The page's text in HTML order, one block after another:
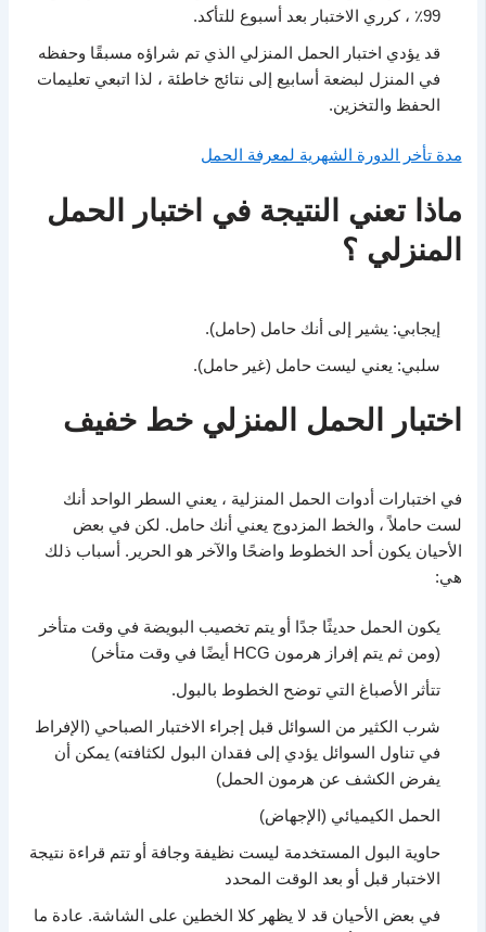
99٪ ، كرري الاختبار بعد أسبوع للتأكد.
قد يؤدي اختبار الحمل المنزلي الذي تم شراؤه مسبقًا وحفظه
في المنزل لبضعة أسابيع إلى نتائج خاطئة ، لذا اتبعي تعليمات
الحفظ والتخزين.
مدة تأخر الدورة الشهرية لمعرفة الحمل
ماذا تعني النتيجة في اختبار الحمل
المنزلي ؟
إيجابي: يشير إلى أنك حامل (حامل).
سلبي: يعني ليست حامل (غير حامل).
اختبار الحمل المنزلي خط خفيف
في اختبارات أدوات الحمل المنزلية ، يعني السطر الواحد أنك
لست حاملاً ، والخط المزدوج يعني أنك حامل. لكن في بعض
الأحيان يكون أحد الخطوط واضحًا والآخر هو الحرير. أسباب ذلك
هي:
يكون الحمل حديثًا جدًا أو يتم تخصيب البويضة في وقت متأخر
(ومن ثم يتم إفراز هرمون HCG أيضًا في وقت متأخر)
تتأثر الأصباغ التي توضح الخطوط بالبول.
شرب الكثير من السوائل قبل إجراء الاختبار الصباحي (الإفراط
في تناول السوائل يؤدي إلى فقدان البول لكثافته) يمكن أن
يفرض الكشف عن هرمون الحمل)
الحمل الكيميائي (الإجهاض)
حاوية البول المستخدمة ليست نظيفة وجافة أو تتم قراءة نتيجة
الاختبار قبل أو بعد الوقت المحدد
في بعض الأحيان قد لا يظهر كلا الخطين على الشاشة. عادة ما